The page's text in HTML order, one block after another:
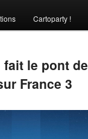
Cartoparty !
fait le pont de
France 3